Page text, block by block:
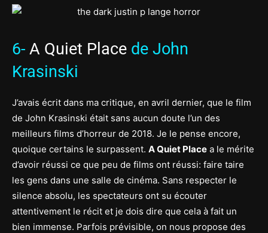
6- A Quiet Place de John
Krasinski
J’avais écrit dans ma critique, en avril dernier, que le film
de John Krasinski était sans aucun doute l’un des
meilleurs films d’horreur de 2018. Je le pense encore,
quoique certains le surpassent. A Quiet Place a le mérite
d’avoir réussi ce que peu de films ont réussi: faire taire
les gens dans une salle de cinéma. Sans respecter le
silence absolu, les spectateurs ont su écouter
attentivement le récit et je dois dire que cela à fait un
bien immense. Parfois prévisible, on nous propose des